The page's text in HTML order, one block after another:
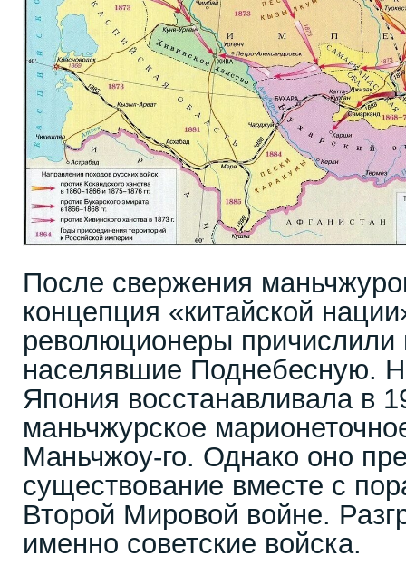
После свержения
концепция «китайской
революционеры причислили
населявшие Поднебесную.
Япония восстанавливала в
маньчжурское
Маньчжоу-го. Однако оно
существование вместе с
Второй Мировой войне.
именно советские войска.